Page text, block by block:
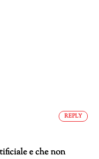
e che non
REPLY